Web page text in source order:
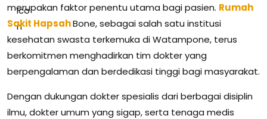
merupakan faktor penentu utama bagi pasien. Rumah
Sakit HapsahBone, sebagai salah satu institusi
kesehatan swasta terkemuka di Watampone, terus
berkomitmen menghadirkan tim dokter yang
berpengalaman dan berdedikasi tinggi bagi masyarakat.
Dengan dukungan dokter spesialis dari berbagai disiplin
ilmu, dokter umum yang sigap, serta tenaga medis